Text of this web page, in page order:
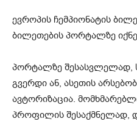
ევროპის ჩემპიონატის
ბილეთების პორტალზე
პორტალზე შესასვლელად,
გვერდი ან, ასეთის
ავტორიზაცია.
პროფილის შესაქმნელად,